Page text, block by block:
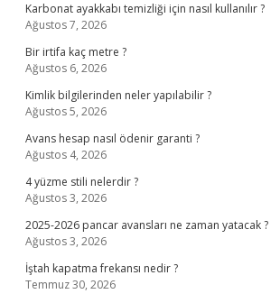
Karbonat ayakkabı temizliği için nasıl kullanılır ?
Ağustos 7, 2026
Bir irtifa kaç metre ?
Ağustos 6, 2026
Kimlik bilgilerinden neler yapılabilir ?
Ağustos 5, 2026
Avans hesap nasıl ödenir garanti ?
Ağustos 4, 2026
4 yüzme stili nelerdir ?
Ağustos 3, 2026
2025-2026 pancar avansları ne zaman yatacak ?
Ağustos 3, 2026
İştah kapatma frekansı nedir ?
Temmuz 30, 2026